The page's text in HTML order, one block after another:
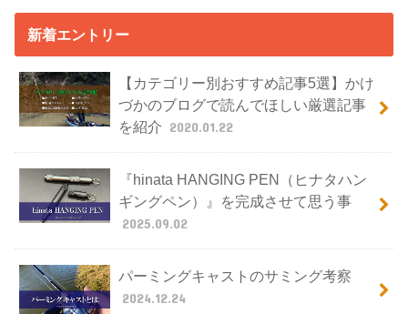
新着エントリー
【カテゴリー別おすすめ記事5選】かけ
づかのブログで読んでほしい厳選記事
を紹介 2020.01.22
『hinata HANGING PEN（ヒナタハン
ギングペン）』を完成させて思う事
2025.09.02
パーミングキャストのサミング考察
2024.12.24